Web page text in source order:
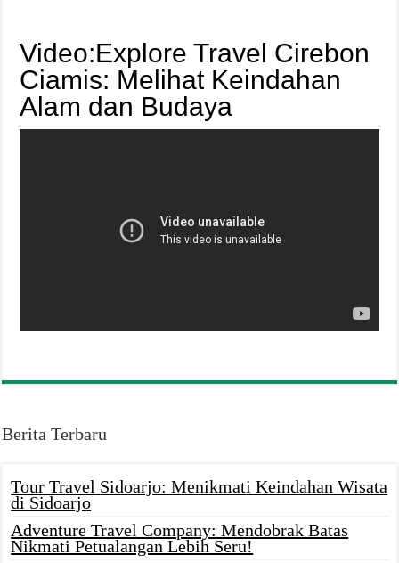
Video:Explore Travel Cirebon
Ciamis: Melihat Keindahan
Alam dan Budaya
Berita Terbaru
Tour Travel Sidoarjo: Menikmati Keindahan Wisata
di Sidoarjo
Adventure Travel Company: Mendobrak Batas
Nikmati Petualangan Lebih Seru!